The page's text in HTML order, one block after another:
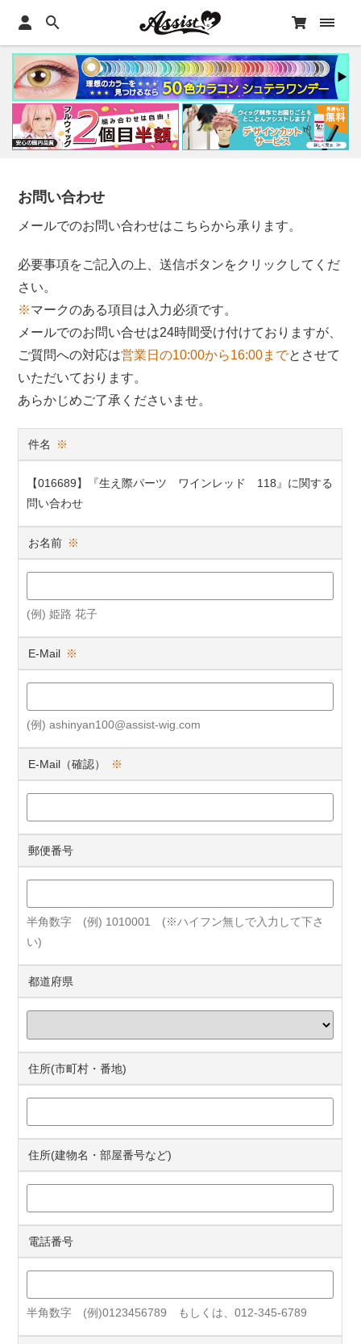
お問い合わせ
メールでのお問い合わせはこちらから承ります。
必要事項をご記入の上、送信ボタンをクリックしてくだ
さい。
※マークのある項目は入力必須です。
メールでのお問い合せは24時間受け付けておりますが、
ご質問への対応は営業日の10:00から16:00までとさせて
いただいております。
あらかじめご了承くださいませ。
件名 ※
【016689】『生え際パーツ ワインレッド 118』に関する
問い合わせ
お名前 ※
(例) 姫路 花子
E-Mail ※
(例) ashinyan100@assist-wig.com
E-Mail（確認） ※
郵便番号
半角数字 (例) 1010001 (※ハイフン無しで入力して下さ
い)
都道府県
住所(市町村・番地)
住所(建物名・部屋番号など)
電話番号
半角数字 (例)0123456789 もしくは、012-345-6789